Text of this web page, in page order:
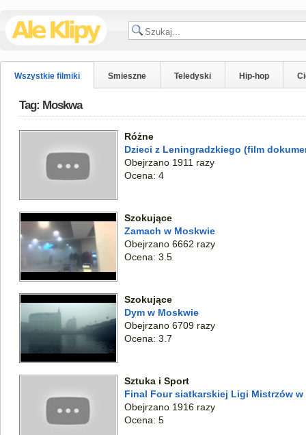
Wszystkie filmiki Smieszne Teledyski Hip-hop
Tag: Moskwa
Różne
Dzieci z Leningradzkiego (film
Obejrzano 1911 razy
Ocena: 4
Szokujące
Zamach w Moskwie
Obejrzano 6662 razy
Ocena: 3.5
Szokujące
Dym w Moskwie
Obejrzano 6709 razy
Ocena: 3.7
Sztuka i Sport
Final Four siatkarskiej Ligi Mistrzów w
Obejrzano 1916 razy
Ocena: 5